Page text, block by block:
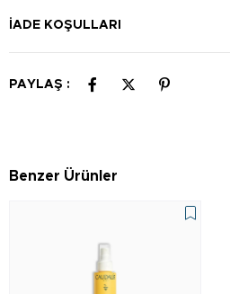
İADE KOŞULLARI
PAYLAŞ :
Benzer Ürünler